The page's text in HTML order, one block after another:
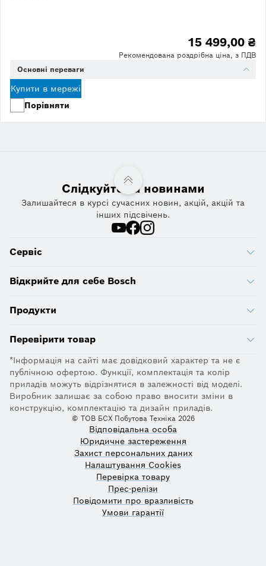
15 499,00 ₴
Рекомендована роздрібна ціна, з ПДВ
Основні переваги
Купити в мережі
Порівняти
Слідкуйте за новинами
Залишайтеся в курсі сучасних новин, акцій, акцій та
інших підсвічень.
Сервіс
Відкрийте для себе Bosch
Продукти
Перевірити товар
*Інформація на сайті має довідковий характер та не є
публічною офертою. Функції, комплектація та колір
приладів можуть відрізнятися в залежності від моделі.
Виробник залишає за собою право вносити зміни в
конструкцію, комплектацію та дизайн приладів.
© ТОВ БСХ Побутова Техніка 2026
Відповідальна особа
Юридичне застереження
Захист персональних даних
Налаштування Cookies
Перевірка товару
Прес-релізи
Повідомити про вразливість
Умови гарантії